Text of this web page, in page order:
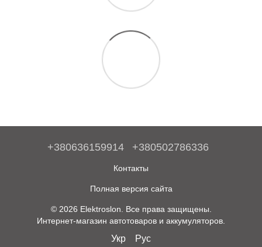
+380636159914 +380502786336
Контакты
Полная версия сайта
© 2026 Elektroslon. Все права защищены.
Интернет-магазин автотоваров и аккумуляторов.
Укр Рус